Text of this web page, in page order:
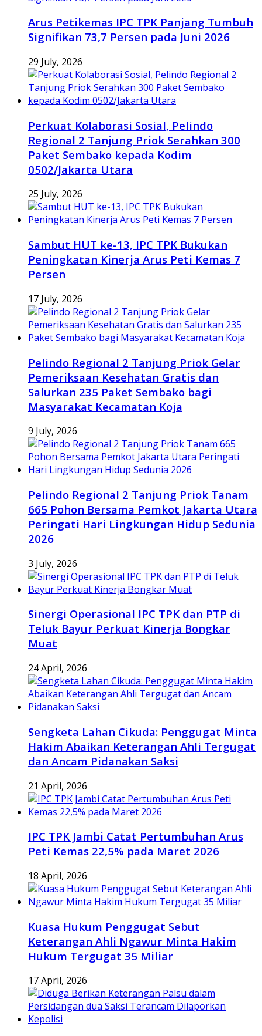
Arus Petikemas IPC TPK Panjang Tumbuh
Signifikan 73,7 Persen pada Juni 2026
29 July, 2026
Perkuat Kolaborasi Sosial, Pelindo
Regional 2 Tanjung Priok Serahkan 300
Paket Sembako kepada Kodim
0502/Jakarta Utara
25 July, 2026
Sambut HUT ke-13, IPC TPK Bukukan
Peningkatan Kinerja Arus Peti Kemas 7
Persen
17 July, 2026
Pelindo Regional 2 Tanjung Priok Gelar
Pemeriksaan Kesehatan Gratis dan
Salurkan 235 Paket Sembako bagi
Masyarakat Kecamatan Koja
9 July, 2026
Pelindo Regional 2 Tanjung Priok Tanam
665 Pohon Bersama Pemkot Jakarta Utara
Peringati Hari Lingkungan Hidup Sedunia
2026
3 July, 2026
Sinergi Operasional IPC TPK dan PTP di
Teluk Bayur Perkuat Kinerja Bongkar
Muat
24 April, 2026
Sengketa Lahan Cikuda: Penggugat Minta
Hakim Abaikan Keterangan Ahli Tergugat
dan Ancam Pidanakan Saksi
21 April, 2026
IPC TPK Jambi Catat Pertumbuhan Arus
Peti Kemas 22,5% pada Maret 2026
18 April, 2026
Kuasa Hukum Penggugat Sebut
Keterangan Ahli Ngawur Minta Hakim
Hukum Tergugat 35 Miliar
17 April, 2026